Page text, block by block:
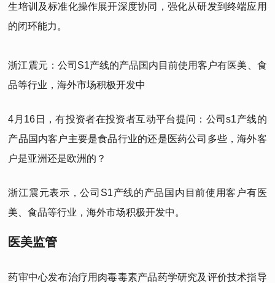
生培训及标准化操作展开深度协同，强化从研发到终端应用
的闭环能力。
浙江震元：公司S1产线的产品国内目前使用客户有医美、食
品等行业，海外市场积极开发中
4月16日，有投资者在投资者互动平台提问：公司s1产线的
产品国内客户主要是食品行业的还是医药公司多些，海外客
户是亚洲还是欧洲的？
浙江震元表示，公司S1产线的产品国内目前使用客户有医
美、食品等行业，海外市场积极开发中。
医美监管
药审中心发布治疗用肉毒毒素产品药学研究及评价技术指导